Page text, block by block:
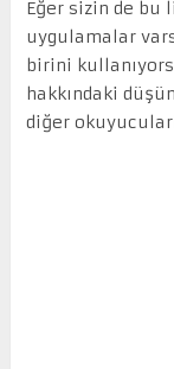
Eğer sizin de bu
uygulamalar
birini
hakkındaki
diğer